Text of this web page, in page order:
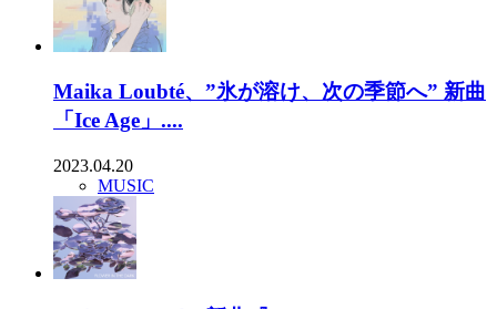
Maika Loubté、”氷が溶け、次の季節へ” 新曲
「Ice Age」....
2023.04.20
MUSIC